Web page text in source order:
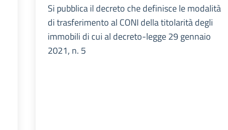
Si pubblica il decreto che definisce le modalità
di trasferimento al CONI della titolarità degli
immobili di cui al decreto-legge 29 gennaio
2021, n. 5